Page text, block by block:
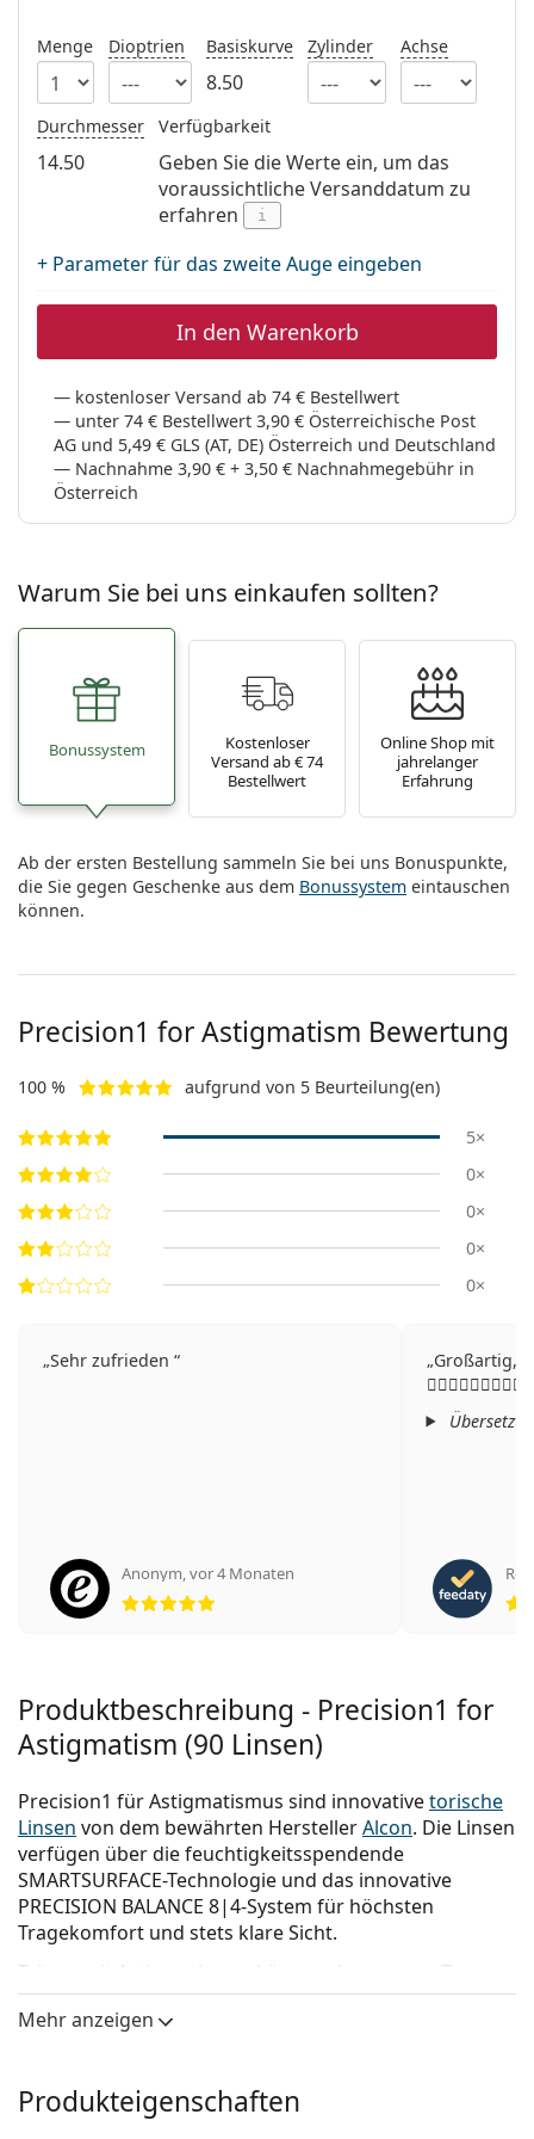
Prada
Alle Marken
Menge Dioptrien Basiskurve
8.50
Zylinder Achse
Durchmesser
14.50
Verfügbarkeit
Geben Sie die Werte ein, um das
voraussichtliche Versanddatum zu
erfahren
i
+ Parameter für das zweite Auge eingeben
In den Warenkorb
kostenloser Versand ab 74 € Bestellwert
unter 74 € Bestellwert 3,90 € Österreichische Post
AG und 5,49 € GLS (AT, DE) Österreich und Deutschland
Nachnahme 3,90 € + 3,50 € Nachnahmegebühr in
Österreich
Warum Sie bei uns einkaufen sollten?
Bonussystem
Kostenloser
Versand ab € 74
Bestellwert
Online Shop mit
jahrelanger
Erfahrung
Ab der ersten Bestellung sammeln Sie bei uns Bonuspunkte,
die Sie gegen Geschenke aus dem Bonussystem eintauschen
können.
Precision1 for Astigmatism Bewertung
100 % aufgrund von 5 Beurteilung(en)
5×
0×
0×
0×
0×
Sehr zufrieden
Anonym vor 4 Monaten
Großartig, alles
Übersetzt
Produktbeschreibung - Precision1 for
Astigmatism (90 Linsen)
Precision1 für Astigmatismus sind innovativetorische
Linsen von dem bewährten HerstellerAlcon. Die Linsen
verfügen über die feuchtigkeitsspendende
SMARTSURFACE-Technologie und das innovative
PRECISION BALANCE 8|4-System für höchsten
Tragekomfort und stets klare Sicht.
Träger mit Astigmatismus können den ganzen Tag
über den Komfort und die Zuverlässigkeit
derPrecision1 Linsen
Wichtigste Vorteile:
Mehr anzeigen
Produkteigenschaften